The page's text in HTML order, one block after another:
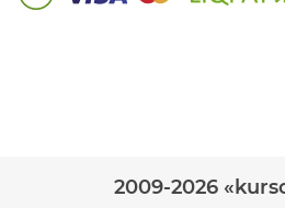
2009-2026